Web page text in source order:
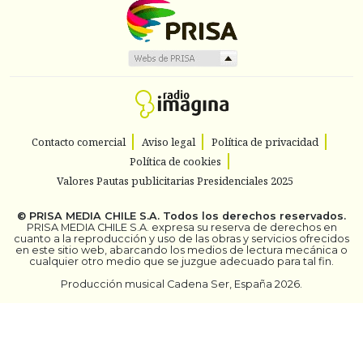
Contacto comercial Aviso legal
Política de privacidad
Política de cookies
Valores Pautas publicitarias Presidenciales 2025
© PRISA MEDIA CHILE S.A. Todos los derechos reservados.
PRISA MEDIA CHILE S.A. expresa su reserva de derechos en
cuanto a la reproducción y uso de las obras y servicios ofrecidos
en este sitio web, abarcando los medios de lectura mecánica o
cualquier otro medio que se juzgue adecuado para tal fin.
Producción musical Cadena Ser, España 2026.